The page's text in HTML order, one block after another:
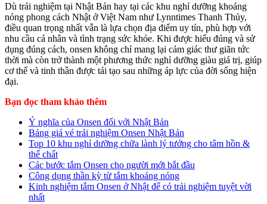
Dù trải nghiệm tại Nhật Bản hay tại các khu nghỉ dưỡng khoáng
nóng phong cách Nhật ở Việt Nam như Lynntimes Thanh Thủy,
điều quan trọng nhất vẫn là lựa chọn địa điểm uy tín, phù hợp với
nhu cầu cá nhân và tình trạng sức khỏe. Khi được hiểu đúng và sử
dụng đúng cách, onsen không chỉ mang lại cảm giác thư giãn tức
thời mà còn trở thành một phương thức nghỉ dưỡng giàu giá trị, giúp
cơ thể và tinh thần được tái tạo sau những áp lực của đời sống hiện
đại.
Bạn đọc tham khảo thêm
Ý nghĩa của Onsen đối với Nhật Bản
Bảng giá vé trải nghiệm Onsen Nhật Bản
Top 10 khu nghỉ dưỡng chữa lành lý tưởng cho tâm hồn &
thể chất
Các bước tắm Onsen cho người mới bắt đầu
Công dụng thần kỳ từ tắm khoáng nóng
Kinh nghiệm tắm Onsen ở Nhật để có trải nghiệm tuyệt vời
nhất